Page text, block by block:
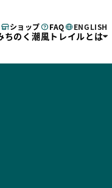
ショップ FAQ ENGLISH
ちのく潮風トレイルとは